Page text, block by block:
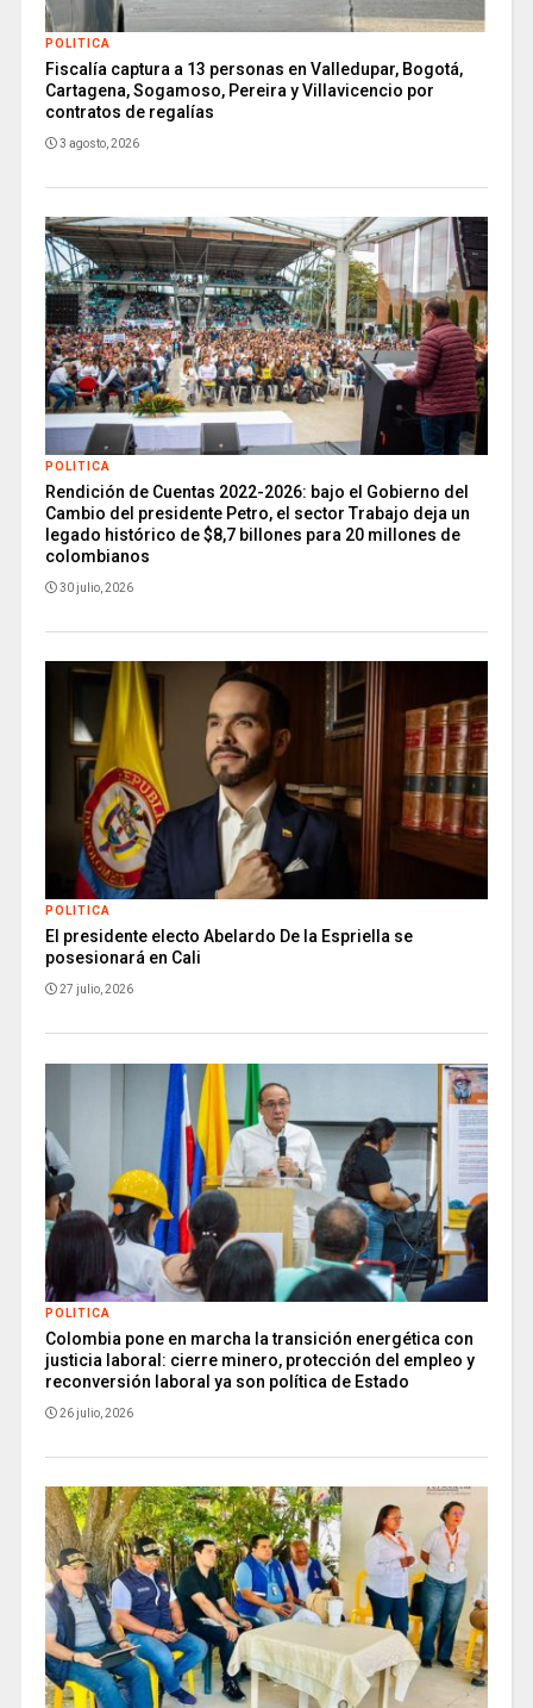
POLITICA
Fiscalía captura a 13 personas en Valledupar, Bogotá,
Cartagena, Sogamoso, Pereira y Villavicencio por
contratos de regalías
3 agosto, 2026
POLITICA
Rendición de Cuentas 2022-2026: bajo el Gobierno del
Cambio del presidente Petro, el sector Trabajo deja un
legado histórico de $8,7 billones para 20 millones de
colombianos
30 julio, 2026
POLITICA
El presidente electo Abelardo De la Espriella se
posesionará en Cali
27 julio, 2026
POLITICA
Colombia pone en marcha la transición energética con
justicia laboral: cierre minero, protección del empleo y
reconversión laboral ya son política de Estado
26 julio, 2026